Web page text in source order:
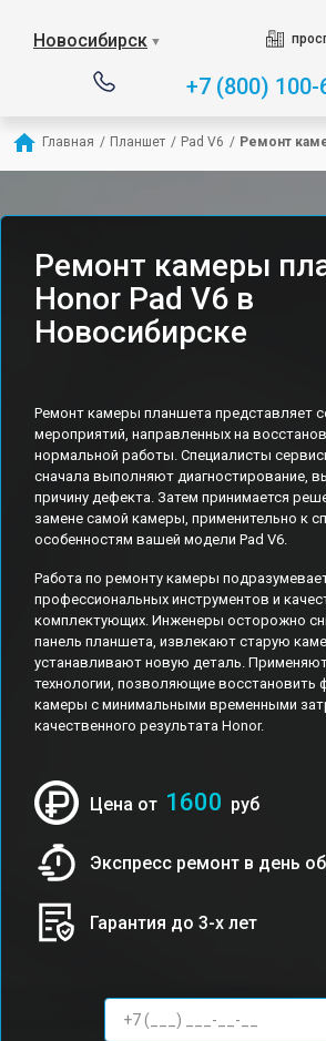
Новосибирск ▼
+7 (800) 100-
Главная / Планшет / Pad V6 / Ремонт
Ремонт камеры
Honor Pad V6 в
Новосибирске
Ремонт камеры планшета представляет
мероприятий, направленных на
нормальной работы. Специалисты
сначала выполняют диагностирование,
причину дефекта. Затем принимается
замене самой камеры, применительно к
особенностям вашей модели Pad V6.
Работа по ремонту камеры
профессиональных инструментов и
комплектующих. Инженеры осторожно
панель планшета, извлекают старую
устанавливают новую деталь.
технологии, позволяющие восстановить
камеры с минимальными временными
качественного результата Honor.
Цена от 1600 руб
Экспресс ремонт в день
Гарантия до 3-х лет